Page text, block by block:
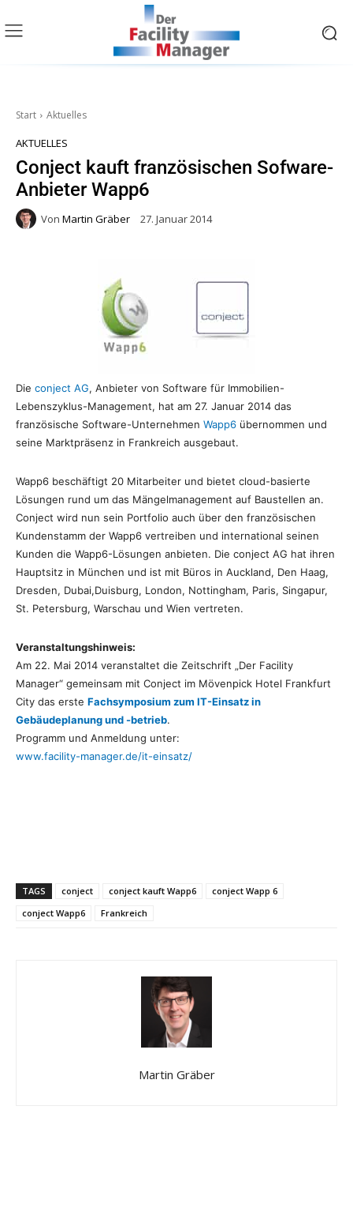
Start Aktuelles
AKTUELLES
Conject kauft französischen Sofware-
Anbieter Wapp6
Von Martin Gräber 27. Januar 2014
Die conject AG, Anbieter von Software für Immobilien-
Lebenszyklus-Management, hat am 27. Januar 2014 das
französische Software-Unternehmen Wapp6 übernommen und
seine Marktpräsenz in Frankreich ausgebaut.
Wapp6 beschäftigt 20 Mitarbeiter und bietet cloud-basierte
Lösungen rund um das Mängelmanagement auf Baustellen an.
Conject wird nun sein Portfolio auch über den französischen
Kundenstamm der Wapp6 vertreiben und international seinen
Kunden die Wapp6-Lösungen anbieten. Die conject AG hat ihren
Hauptsitz in München und ist mit Büros in Auckland, Den Haag,
Dresden, Dubai,Duisburg, London, Nottingham, Paris, Singapur,
St. Petersburg, Warschau und Wien vertreten.
Veranstaltungshinweis:
Am 22. Mai 2014 veranstaltet die Zeitschrift „Der Facility
Manager“ gemeinsam mit Conject im Mövenpick Hotel Frankfurt
City das erste Fachsymposium zum IT-Einsatz in
Gebäudeplanung und -betrieb.
Programm und Anmeldung unter:
www.facility-manager.de/it-einsatz/
TAGS conject conject kauft Wapp6
conject Wapp 6
conject Wapp6
Frankreich
Martin Gräber